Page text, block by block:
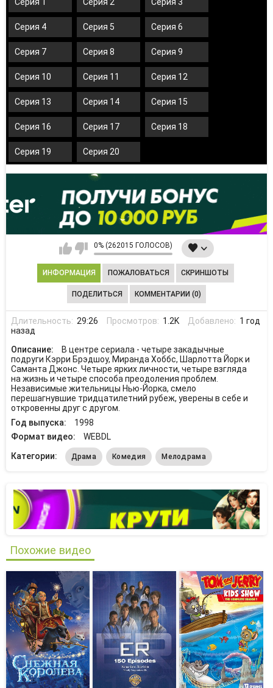
Серия 4 Серия 5 Серия 6
Серия 7 Серия 8 Серия 9
Серия 10 Серия 11 Серия 12
Серия 13 Серия 14 Серия 15
Серия 16 Серия 17 Серия 18
Серия 19 Серия 20
0% (262015 ГОЛОСОВ)
ИНФОРМАЦИЯ ПОЖАЛОВАТЬСЯ СКРИНШОТЫ
ПОДЕЛИТЬСЯ КОММЕНТАРИИ (0)
Длительность: 29:26 Просмотров: 1.2K Добавлено: 1 год
назад
Описание:
В центре сериала - четыре закадычные
подруги Кэрри Брэдшоу, Миранда Хоббс, Шарлотта Йорк и
Саманта Джонс. Четыре ярких личности, четыре взгляда
на жизнь и четыре способа преодоления проблем.
Независимые жительницы Нью-Йорка, смело
перешагнувшие тридцатилетний рубеж, уверены в себе и
откровенны друг с другом.
Год выпуска:
1998
Формат видео:
WEBDL
Категории:
Драма Комедия Мелодрама
Похожие видео